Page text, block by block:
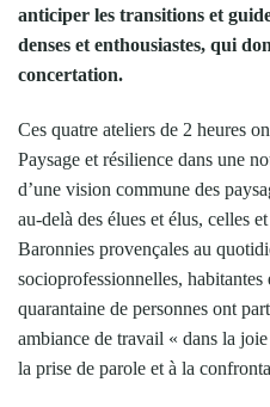
anticiper les transitions et
denses et enthousiastes, qui
concertation.
Ces quatre ateliers de 2 heures
Paysage et résilience dans une
d’une vision commune des
au-delà des élues et élus, celles
Baronnies provençales au
socioprofessionnelles,
quarantaine de personnes ont
ambiance de travail « dans la
la prise de parole et à la